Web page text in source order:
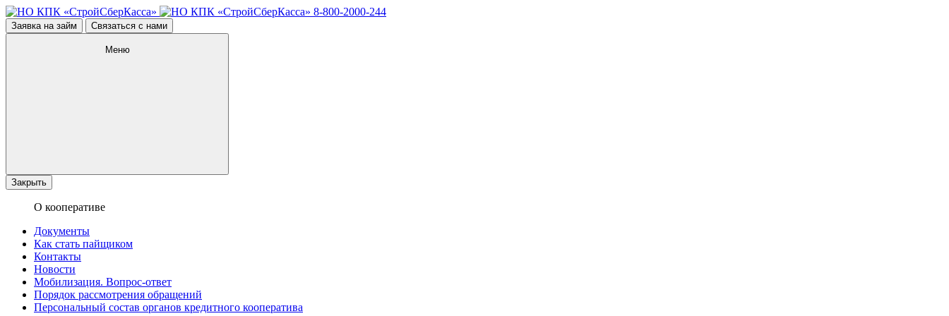
8-800-2000-244
Заявка на займ Связаться с нами
Меню
Закрыть
О кооперативе
Документы
Как стать пайщиком
Контакты
Новости
Мобилизация. Вопрос-ответ
Порядок рассмотрения обращений
Персональный состав органов кредитного кооператива